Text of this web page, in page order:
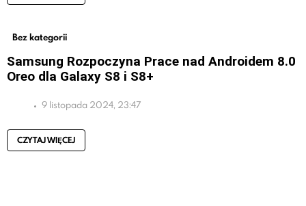
Bez kategorii
Samsung Rozpoczyna Prace nad Androidem 8.0
Oreo dla Galaxy S8 i S8+
9 listopada 2024, 23:47
CZYTAJ WIĘCEJ